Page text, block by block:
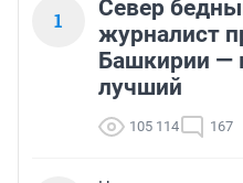
1
Север
журналист
Башкирии —
лучший
105 114 167